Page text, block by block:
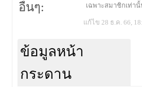
อื่นๆ: เฉพาะสมาชิกเท่า
แก้ไข 28 ธ.ค. 66,
ข้อมูลหน้า
กระดาน